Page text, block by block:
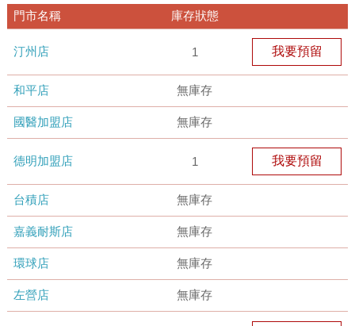
門市名稱 庫存狀態
汀州店 1 我要預留
和平店 無庫存
國醫加盟店 無庫存
德明加盟店 1 我要預留
台積店 無庫存
嘉義耐斯店 無庫存
環球店 無庫存
左營店 無庫存